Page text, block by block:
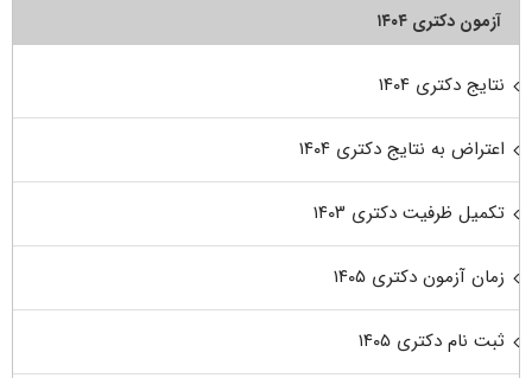
آزمون دکتری ۱۴۰۴
نتایج دکتری ۱۴۰۴
اعتراض به نتایج دکتری ۱۴۰۴
تکمیل ظرفیت دکتری ۱۴۰۳
زمان آزمون دکتری ۱۴۰۵
ثبت نام دکتری ۱۴۰۵